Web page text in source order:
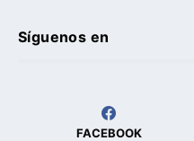
Síguenos en
FACEBOOK